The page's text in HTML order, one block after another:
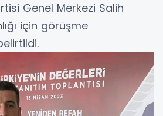
Genel Merkezi Salih
için görüşme